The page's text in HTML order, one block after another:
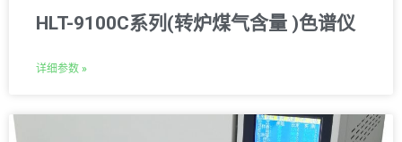
HLT-9100C系列(转炉煤气含量 )色谱仪
详细参数 »